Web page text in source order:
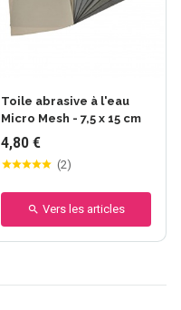
Toile abrasive à l'eau
Micro Mesh - 7,5 x 15 cm
4,80 €
(2)
Vers les articles